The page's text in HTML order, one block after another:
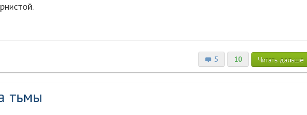
5 10 Читать дальше
тьмы